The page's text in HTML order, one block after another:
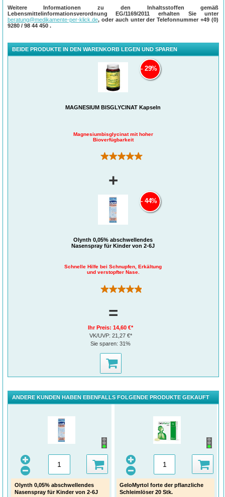
zuletzt, weil es als Mineralstoff seit jeher als wertvoller Bestandteil einer
vielseitigen Ernährung geschätzt wird.
Verzehrsempfehlung:
Weitere Informationen zu den Inhaltsstoffen gemäß
Lebensmittelinformationsverordnung EG/1169/2011 erhalten Sie unter
beratung@medikamente-per-klick.de, oder auch unter der Telefonnummer+49 (0)
9280 / 98 44 450 .
BEIDE PRODUKTE IN DEN WARENKORB LEGEN UND SPAREN
MAGNESIUM BISGLYCINAT Kapseln
Magnesiumbisglycinat mit hoher
Bioverfügbarkeit
(1)
29%
+
Olynth 0,05% abschwellendes
Nasenspray für Kinder von 2-6J
Schnelle Hilfe bei Schnupfen, Erkältung
und verstopfter Nase.
(111)
44%
=
Ihr Preis:14,60 €*
VK/UVP: 21,27 €*
Sie sparen:31%
ANDERE KUNDEN HABEN EBENFALLS FOLGENDE PRODUKTE GEKAUFT
Olynth 0,05% abschwellendes
Nasenspray für Kinder von 2-6J
GeloMyrtol forte der pflanzliche
Schleimlöser 20 Stk.